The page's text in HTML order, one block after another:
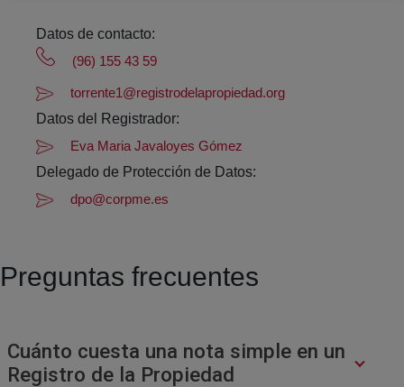
Datos de contacto:
(96) 155 43 59
torrente1@registrodelapropiedad.org
Datos del Registrador:
Eva Maria Javaloyes Gómez
Delegado de Protección de Datos:
dpo@corpme.es
Preguntas frecuentes
Cuánto cuesta una nota simple en un
Registro de la Propiedad